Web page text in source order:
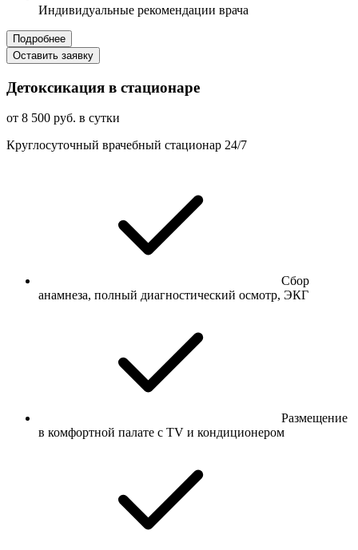
Индивидуальные рекомендации врача
Подробнее
Оставить заявку
Детоксикация в стационаре
от 8 500 руб. в сутки
Круглосуточный врачебный стационар 24/7
Сбор
анамнеза, полный диагностический осмотр, ЭКГ
Размещение
в комфортной палате с TV и кондиционером